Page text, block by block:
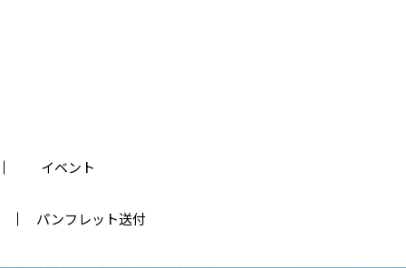
イベント
パンフレット送付